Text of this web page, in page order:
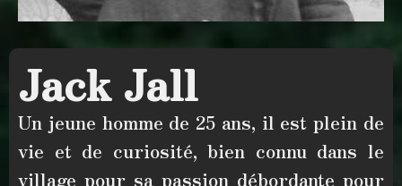
Jack Jall
Un jeune homme de 25 ans, il est plein de
vie et de curiosité, bien connu dans le
village pour sa passion débordante pour